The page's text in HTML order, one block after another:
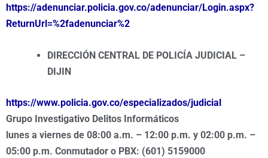
https://adenunciar.policia.gov.co/adenunciar/Login.aspx?
ReturnUrl=%2fadenunciar%2
DIRECCIÓN CENTRAL DE POLICÍA JUDICIAL –
DIJIN
https://www.policia.gov.co/especializados/judicial
Grupo Investigativo Delitos Informáticos
lunes a viernes de 08:00 a.m. – 12:00 p.m. y 02:00 p.m. –
05:00 p.m. Conmutador o PBX: (601) 5159000